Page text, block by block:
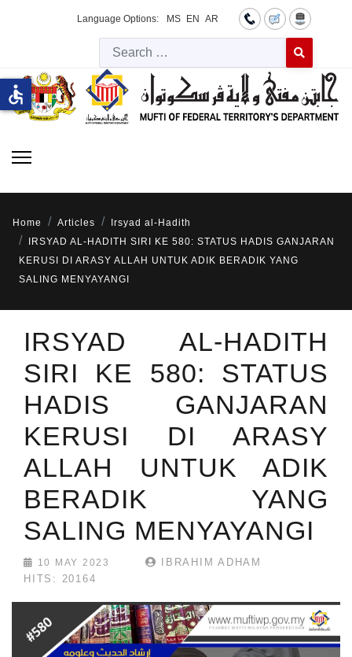
Language Options: MS EN AR
Type 2 or
Home Articles
Irsyad al-Hadith
IRSYAD AL-HADITH SIRI KE 580: STATUS HADIS GANJARAN
KERUSI DI ARASY ALLAH UNTUK ADIK BERADIK YANG
SALING MENYAYANGI
IRSYAD AL-HADITH
SIRI KE 580: STATUS
HADIS GANJARAN
KERUSI DI ARASY
ALLAH UNTUK ADIK
BERADIK YANG
SALING MENYAYANGI
10 MAY 2023
IBRAHIM ADHAM
HITS: 20164
accessible